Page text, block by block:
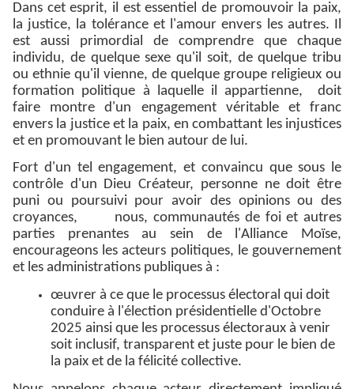
Dans cet esprit, il est essentiel de promouvoir la paix,
la justice, la tolérance et l'amour envers les autres. Il
est aussi primordial de comprendre que chaque
individu, de quelque sexe qu'il soit, de quelque tribu
ou ethnie qu'il vienne, de quelque groupe religieux ou
formation politique à laquelle il appartienne, doit
faire montre d'un engagement véritable et franc
envers la justice et la paix, en combattant les injustices
et en promouvant le bien autour de lui.
Fort d'un tel engagement, et convaincu que sous le
contrôle d'un Dieu Créateur, personne ne doit être
puni ou poursuivi pour avoir des opinions ou des
croyances, nous, communautés de foi et autres
parties prenantes au sein de l'Alliance Moïse,
encourageons les acteurs politiques, le gouvernement
et les administrations publiques à :
œuvrer à ce que le processus électoral qui doit
conduire à l'élection présidentielle d'Octobre
2025 ainsi que les processus électoraux à venir
soit inclusif, transparent et juste pour le bien de
la paix et de la félicité collective.